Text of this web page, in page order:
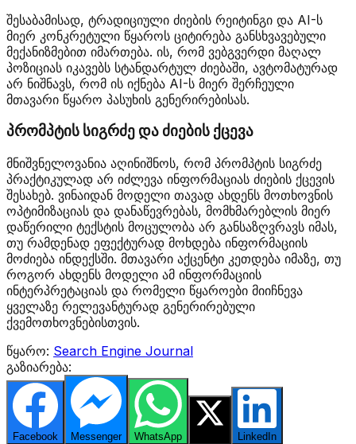
შესაბამისად, ტრადიციული ძიების რეიტინგი და AI-ს
მიერ კონკრეტული წყაროს ციტირება განსხვავებული
მექანიზმებით იმართება. ის, რომ ვებგვერდი მაღალ
პოზიციას იკავებს სტანდარტულ ძიებაში, ავტომატურად
არ ნიშნავს, რომ ის იქნება AI-ს მიერ შერჩეული
მთავარი წყარო პასუხის გენერირებისას.
პრომპტის სიგრძე და ძიების ქცევა
მნიშვნელოვანია აღინიშნოს, რომ პრომპტის სიგრძე
პრაქტიკულად არ იძლევა ინფორმაციას ძიების ქცევის
შესახებ. ვინაიდან მოდელი თავად ახდენს მოთხოვნის
ოპტიმიზაციას და დანაწევრებას, მომხმარებლის მიერ
დაწერილი ტექსტის მოცულობა არ განსაზღვრავს იმას,
თუ რამდენად ეფექტურად მოხდება ინფორმაციის
მოძიება ინდექსში. მთავარი აქცენტი კეთდება იმაზე, თუ
როგორ ახდენს მოდელი ამ ინფორმაციის
ინტერპრეტაციას და რომელი წყაროები მიიჩნევა
ყველაზე რელევანტურად გენერირებული
ქვემოთხოვნებისთვის.
წყარო: Search Engine Journal
გაზიარება:
Facebook Messenger WhatsApp LinkedIn